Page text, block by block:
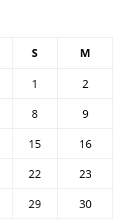
S M
1
2
8
9
15
16
22
23
29
30